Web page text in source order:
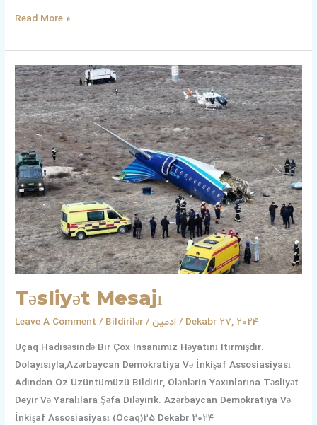
Read More »
Təsliyət Mesajı
Leave A Comment / Bildirilər / ادمین/ Dekabr 27, 2024
Uçaq Hadisəsində Bir Çox Insanımız Həyatını Itirmişdir.
Dolayısıyla,Azərbaycan Demokratiya Və İnkişaf Assosiasiyası
Adından Öz Üzüntümüzü Bildirir, Ölənlərin Yaxınlarına Təsliyət
Deyir Və Yaralılara Şəfa Diləyirik. Azərbaycan Demokratiya Və
İnkişaf Assosiasiyası (Ocaq)25 Dekabr 2024
Təsliyət
Mesajı